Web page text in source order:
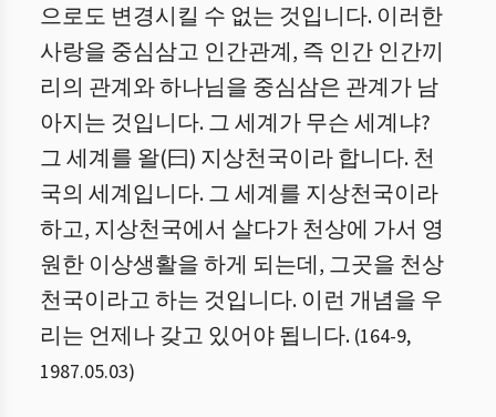
으로도 변경시킬 수 없는 것입니다. 이러한
사랑을 중심삼고 인간관계, 즉 인간 인간끼
리의 관계와 하나님을 중심삼은 관계가 남
아지는 것입니다. 그 세계가 무슨 세계냐?
그 세계를 왈(曰) 지상천국이라 합니다. 천
국의 세계입니다. 그 세계를 지상천국이라
하고, 지상천국에서 살다가 천상에 가서 영
원한 이상생활을 하게 되는데, 그곳을 천상
천국이라고 하는 것입니다. 이런 개념을 우
리는 언제나 갖고 있어야 됩니다. (164-9,
1987.05.03)